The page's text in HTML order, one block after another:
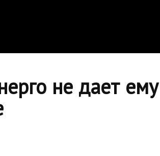
не дает